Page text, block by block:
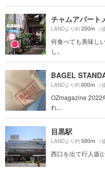
チャムアパート
LANDより約250m （
何食べても美味し
し。
BAGEL
LANDより約800m （
OZmagazine 2022
れ...
目黒駅
LANDより約580m （
西口を出て行人坂(